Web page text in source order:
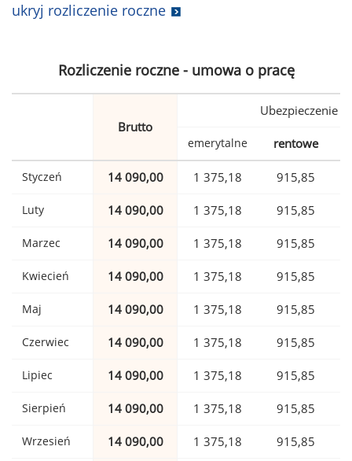
ukryj rozliczenie roczne
Rozliczenie roczne - umowa o pracę
Brutto
Ubezpieczenie
emerytalne rentowe
Styczeń 14 090,00 1 375,18 915,85
Luty 14 090,00 1 375,18 915,85
Marzec 14 090,00 1 375,18 915,85
Kwiecień 14 090,00 1 375,18 915,85
Maj 14 090,00 1 375,18 915,85
Czerwiec 14 090,00 1 375,18 915,85
Lipiec 14 090,00 1 375,18 915,85
Sierpień 14 090,00 1 375,18 915,85
Wrzesień 14 090,00 1 375,18 915,85